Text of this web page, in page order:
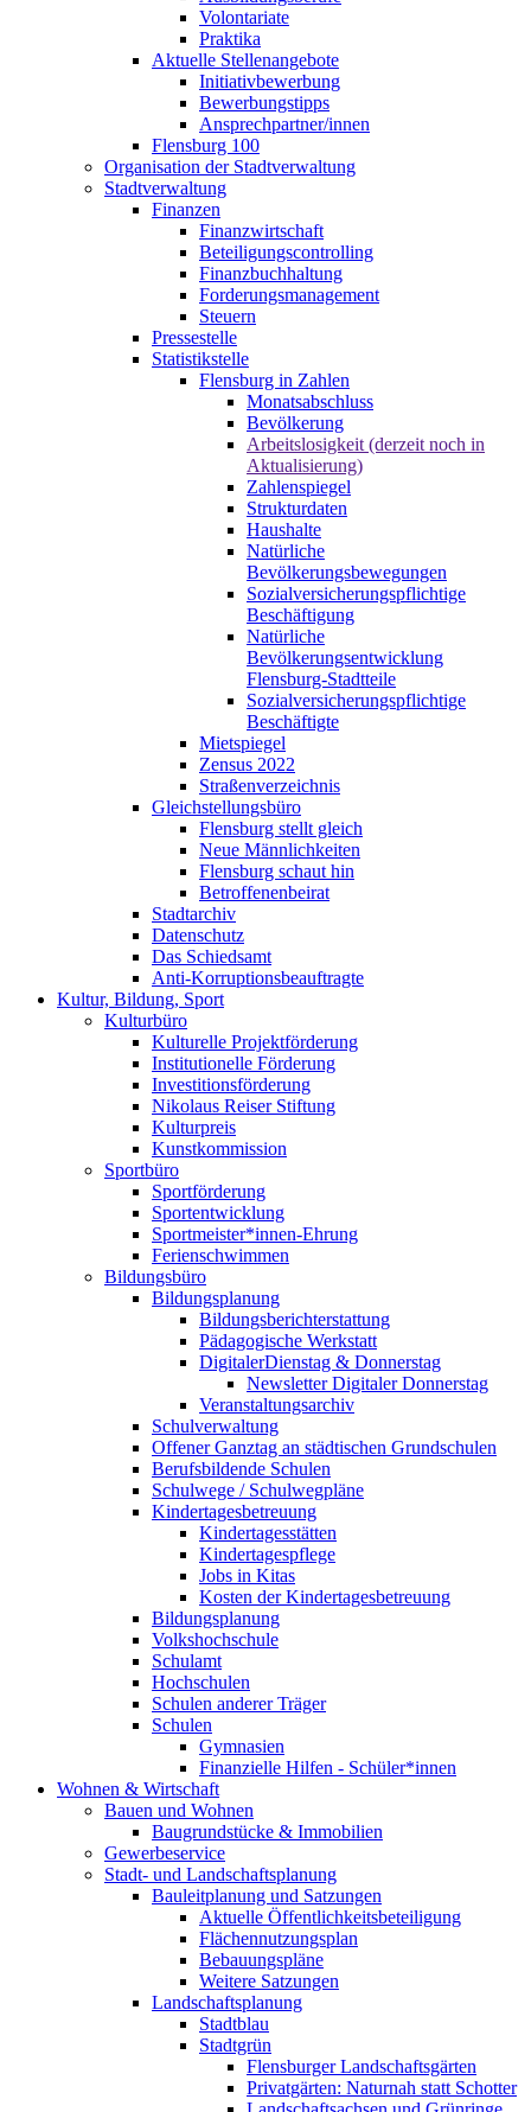
Volontariate
Praktika
Aktuelle Stellenangebote
Initiativbewerbung
Bewerbungstipps
Ansprechpartner/innen
Flensburg 100
Organisation der Stadtverwaltung
Stadtverwaltung
Finanzen
Finanzwirtschaft
Beteiligungscontrolling
Finanzbuchhaltung
Forderungsmanagement
Steuern
Pressestelle
Statistikstelle
Flensburg in Zahlen
Monatsabschluss
Bevölkerung
Arbeitslosigkeit (derzeit noch in
Aktualisierung)
Zahlenspiegel
Strukturdaten
Haushalte
Natürliche
Bevölkerungsbewegungen
Sozialversicherungspflichtige
Beschäftigung
Natürliche
Bevölkerungsentwicklung
Flensburg-Stadtteile
Sozialversicherungspflichtige
Beschäftigte
Mietspiegel
Zensus 2022
Straßenverzeichnis
Gleichstellungsbüro
Flensburg stellt gleich
Neue Männlichkeiten
Flensburg schaut hin
Betroffenenbeirat
Stadtarchiv
Datenschutz
Das Schiedsamt
Anti-Korruptionsbeauftragte
Kultur, Bildung, Sport
Kulturbüro
Kulturelle Projektförderung
Institutionelle Förderung
Investitionsförderung
Nikolaus Reiser Stiftung
Kulturpreis
Kunstkommission
Sportbüro
Sportförderung
Sportentwicklung
Sportmeister*innen-Ehrung
Ferienschwimmen
Bildungsbüro
Bildungsplanung
Bildungsberichterstattung
Pädagogische Werkstatt
DigitalerDienstag & Donnerstag
Newsletter Digitaler Donnerstag
Veranstaltungsarchiv
Schulverwaltung
Offener Ganztag an städtischen Grundschulen
Berufsbildende Schulen
Schulwege / Schulwegpläne
Kindertagesbetreuung
Kindertagesstätten
Kindertagespflege
Jobs in Kitas
Kosten der Kindertagesbetreuung
Bildungsplanung
Volkshochschule
Schulamt
Hochschulen
Schulen anderer Träger
Schulen
Gymnasien
Finanzielle Hilfen - Schüler*innen
Wohnen & Wirtschaft
Bauen und Wohnen
Baugrundstücke & Immobilien
Gewerbeservice
Stadt- und Landschaftsplanung
Bauleitplanung und Satzungen
Aktuelle Öffentlichkeitsbeteiligung
Flächennutzungsplan
Bebauungspläne
Weitere Satzungen
Landschaftsplanung
Stadtblau
Stadtgrün
Flensburger Landschaftsgärten
Privatgärten: Naturnah statt Schotter